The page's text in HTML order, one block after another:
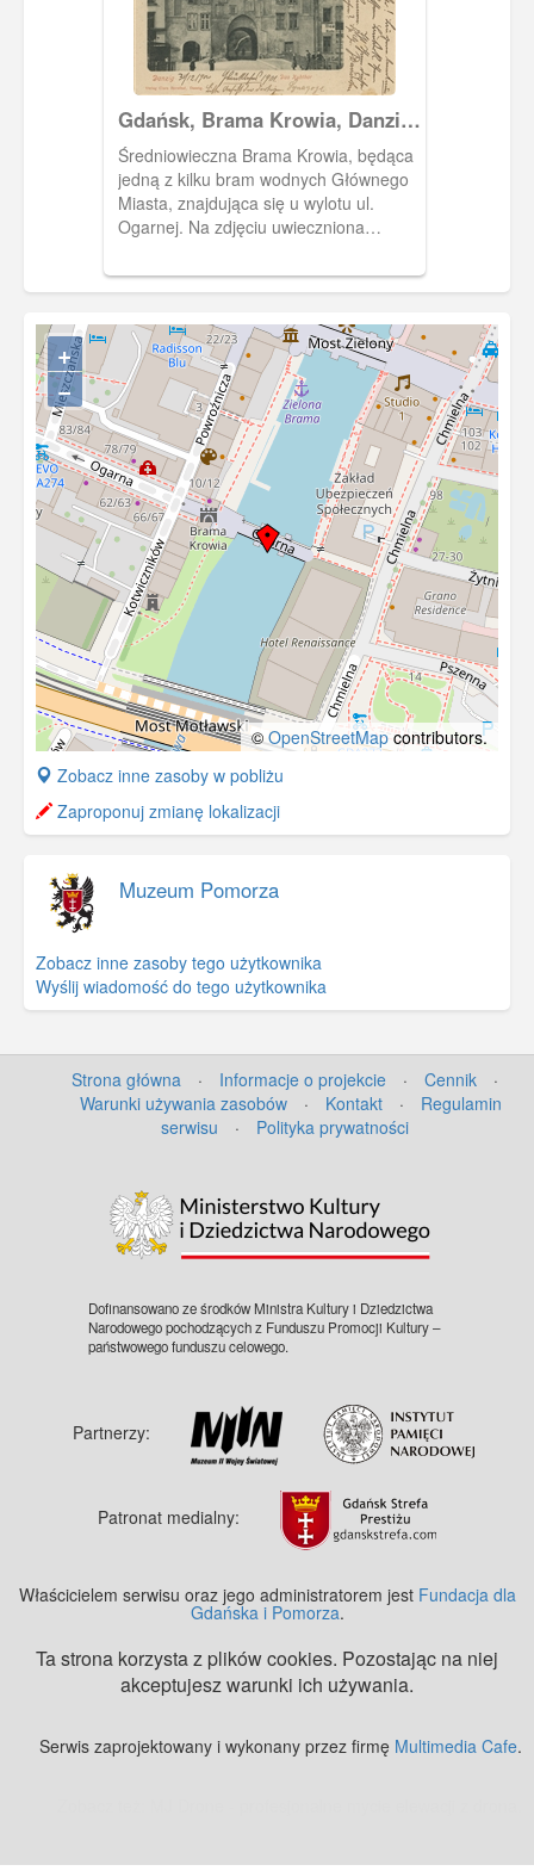
Gdańsk, Brama Krowia, Danzig
Das Kuhthor
Średniowieczna Brama Krowia, będąca
jedną z kilku bram wodnych Głównego
Miasta, znajdująca się u wylotu ul.
Ogarnej. Na zdjęciu uwieczniona
1905 r. Wybudowano wtedy nową,
neogotycką bramę w tym samym
miejscu. Nazwa pochodziła od drogi
pędzenia bydła ul. Ogarną na wyspę
spichrzów, do tamtejszej rzeźni. droga
ta wiodła przez tę bramę, a następnie
Most Krowi.
+
−
©OpenStreetMapcontributors.
+
−
Zobacz inne zasoby w pobliżu
Zaproponuj zmianę lokalizacji
Muzeum Pomorza
Zobacz inne zasoby tego użytkownika
Wyślij wiadomość do tego użytkownika
Strona główna · Informacje o projekcie · Cennik
·
Warunki używania zasobów
· Kontakt ·
Regulamin
serwisu
· Polityka prywatności
Dofinansowano ze środków Ministra Kultury i Dziedzictwa
Narodowego pochodzących z Funduszu Promocji Kultury –
państwowego funduszu celowego.
Partnerzy:
Patronat medialny:
Właścicielem serwisu oraz jego administratorem jest Fundacja dla
Gdańska i Pomorza.
Ta strona korzysta z plików cookies. Pozostając na niej
akceptujesz warunki ich używania.
Serwis zaprojektowany i wykonany przez firmę Multimedia Cafe.